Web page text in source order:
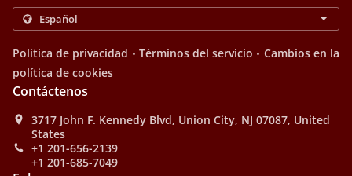
Política de privacidad . Términos del servicio . Cambios en la
política de cookies
Contáctenos
3717 John F. Kennedy Blvd, Union City, NJ 07087, United
States
+1 201-656-2139
+1 201-685-7049